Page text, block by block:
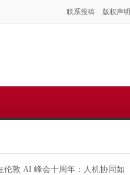
联系投稿 版权声明
伦敦 AI 峰会十周年：人机协同如